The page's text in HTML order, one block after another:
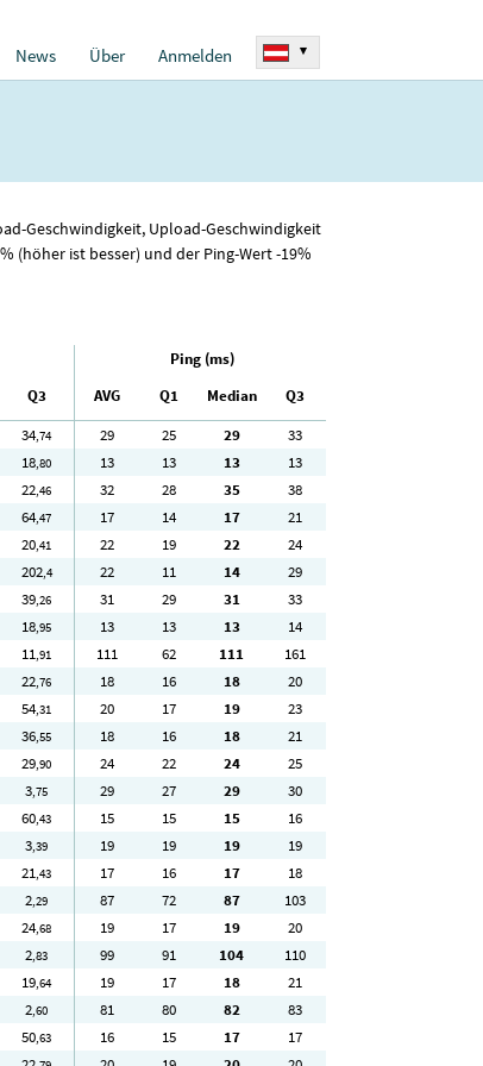
News Über Anmelden ▾
Geschwindigkeit, Upload-Geschwindigkeit
(höher ist besser) und der Ping-Wert -19%
Ping (ms)
Q3 AVG Q1 Median
Q3
34,74 29 25 29
33
18,80 13 13 13
13
22,46 32 28 35
38
64,47 17 14 17
21
20,41 22 19 22
24
202,4 22 11 14
29
39,26 31 29 31
33
18,95 13 13 13
14
11,91 111 62 111
161
22,76 18 16 18
20
54,31 20 17 19
23
36,55 18 16 18
21
29,90 24 22 24
25
3,75 29 27 29
30
60,43 15 15 15
16
3,39 19 19 19
19
21,43 17 16 17
18
2,29 87 72 87
103
24,68 19 17 19
20
2,83 99 91 104
110
19,64 19 17 18
21
2,60 81 80 82
83
50,63 16 15 17
17